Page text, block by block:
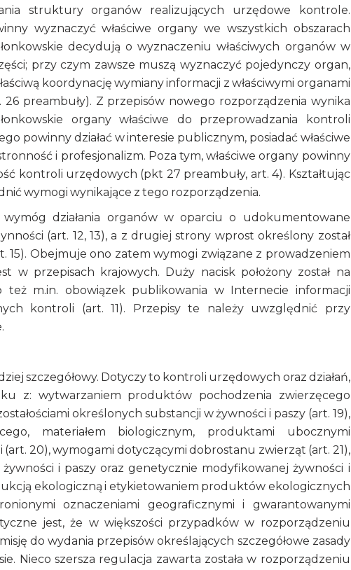
struktury organów realizujących urzędowe kontrole.
wyznaczyć właściwe organy we wszystkich obszarach
decydują o wyznaczeniu właściwych organów w
przy czym zawsze muszą wyznaczyć pojedynczy organ,
koordynację wymiany informacji z właściwymi organami
preambuły). Z przepisów nowego rozporządzenia wynika
organy właściwe do przeprowadzania kontroli
powinny działać w interesie publicznym, posiadać właściwe
i profesjonalizm. Poza tym, właściwe organy powinny
kontroli urzędowych (pkt 27 preambuły, art. 4). Kształtując
wymogi wynikające z tego rozporządzenia.
działania organów w oparciu o udokumentowane
(art. 12, 13), a z drugiej strony wprost określony został
Obejmuje ono zatem wymogi związane z prowadzeniem
przepisach krajowych. Duży nacisk położony został na
m.in. obowiązek publikowania w Internecie informacji
kontroli (art. 11). Przepisy te należy uwzględnić przy
szczegółowy. Dotyczy to kontroli urzędowych oraz działań,
z: wytwarzaniem produktów pochodzenia zwierzęcego
określonych substancji w żywności i paszy (art. 19),
materiałem biologicznym, produktami ubocznymi
20), wymogami dotyczącymi dobrostanu zwierząt (art. 21),
i paszy oraz genetycznie modyfikowanej żywności i
ekologiczną i etykietowaniem produktów ekologicznych
oznaczeniami geograficznymi i gwarantowanymi
jest, że w większości przypadków w rozporządzeniu
do wydania przepisów określających szczegółowe zasady
Nieco szersza regulacja zawarta została w rozporządzeniu